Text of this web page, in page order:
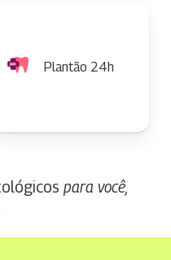
Plantão 24h
para você,